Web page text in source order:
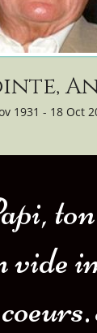
1931 - 18 Oct
vide